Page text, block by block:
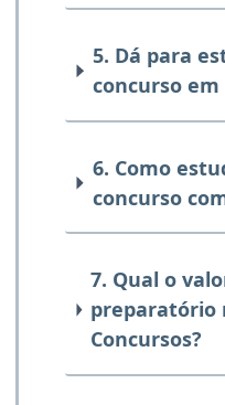
5. Dá para
concurso em
6. Como
concurso
7. Qual o
preparatório
Concursos?